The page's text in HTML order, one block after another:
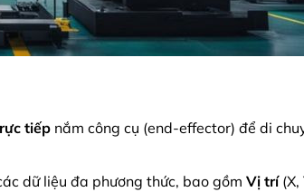
tiếpnắm công cụ (end-effector) để di
dữ liệu đa phương thức, bao gồm Vị trí(X,